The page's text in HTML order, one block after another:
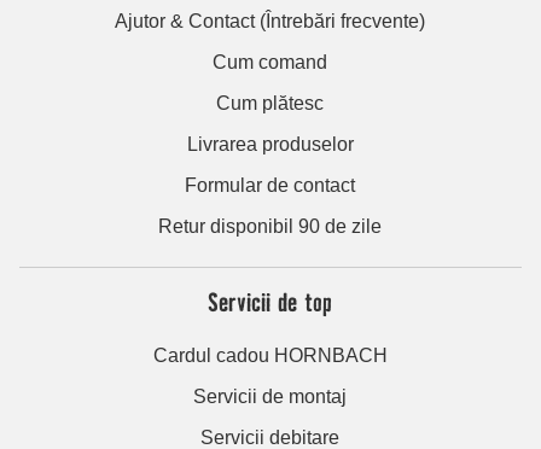
Ajutor & Contact (Întrebări frecvente)
Cum comand
Cum plătesc
Livrarea produselor
Formular de contact
Retur disponibil 90 de zile
Servicii de top
Cardul cadou HORNBACH
Servicii de montaj
Servicii debitare